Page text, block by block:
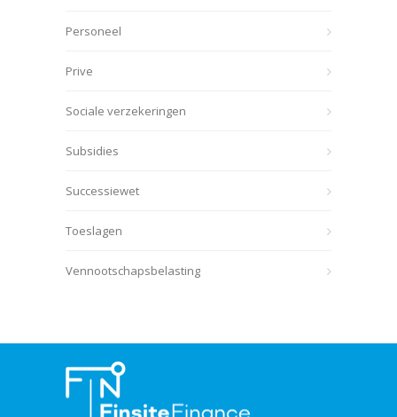
Personeel
Prive
Sociale verzekeringen
Subsidies
Successiewet
Toeslagen
Vennootschapsbelasting